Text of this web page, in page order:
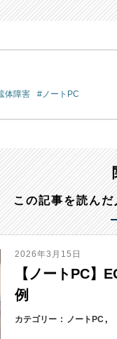
体障害 ノートPC
この記事を読ん
2026年3月15日
【ノートPC】
例
カテゴリー ノートPC